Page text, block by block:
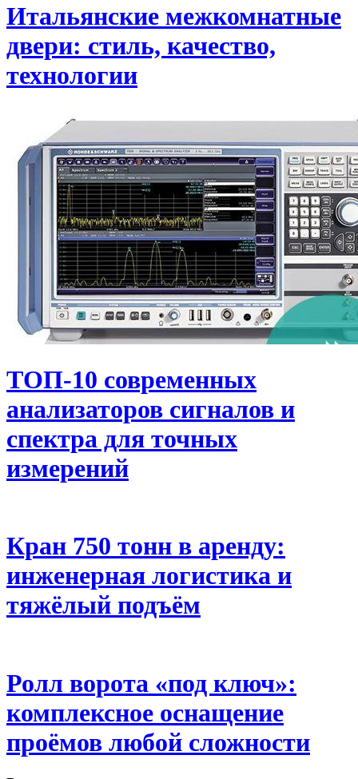
Итальянские межкомнатные
двери: стиль, качество,
технологии
ТОП-10 современных
анализаторов сигналов и
спектра для точных
измерений
Кран 750 тонн в аренду:
инженерная логистика и
тяжёлый подъём
Ролл ворота «под ключ»:
комплексное оснащение
проёмов любой сложности